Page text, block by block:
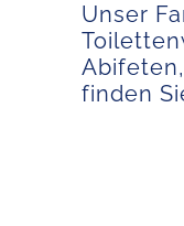
Unser
finden